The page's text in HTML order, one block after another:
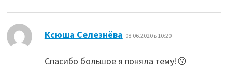
Ксюша Селезнёва 08.06.2020 в 10:20
Спасибо большое я поняла тему!😗